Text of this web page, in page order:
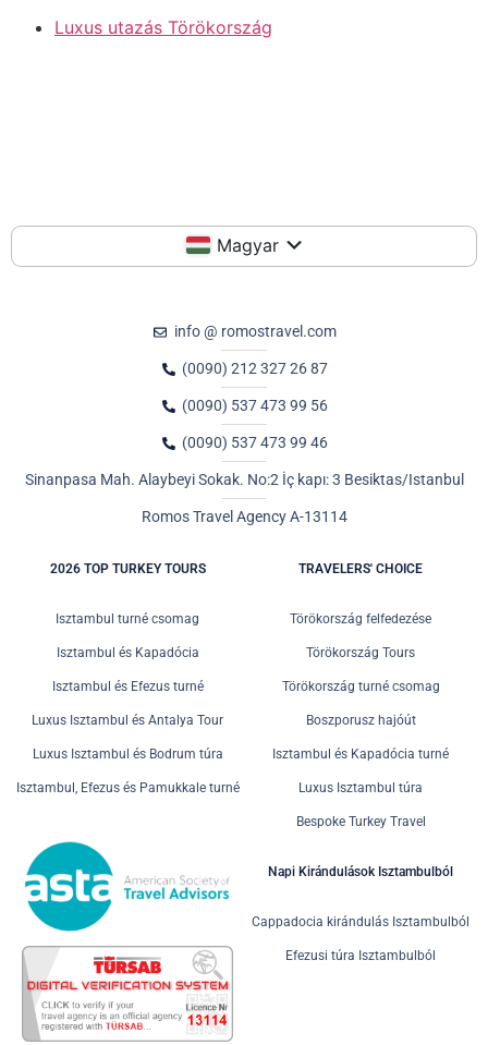
Luxus utazás Törökország
Magyar
info @ romostravel.com
(0090) 212 327 26 87
(0090) 537 473 99 56
(0090) 537 473 99 46
Sinanpasa Mah. Alaybeyi Sokak. No:2 İç kapı: 3 Besiktas/Istanbul
Romos Travel Agency A-13114
2026 TOP TURKEY TOURS
Isztambul turné csomag
Isztambul és Kapadócia
Isztambul és Efezus turné
Luxus Isztambul és Antalya Tour
Luxus Isztambul és Bodrum túra
Isztambul, Efezus és Pamukkale turné
TRAVELERS' CHOICE
Törökország felfedezése
Törökország Tours
Törökország turné csomag
Boszporusz hajóút
Isztambul és Kapadócia turné
Luxus Isztambul túra
Bespoke Turkey Travel
Napi Kirándulások Isztambulból
Cappadocia kirándulás Isztambulból
Efezusi túra Isztambulból